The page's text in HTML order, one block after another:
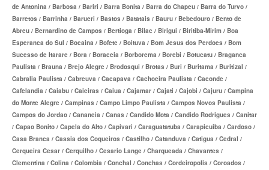
SÃO CRISTOVÃO PLANO DE SAÚDE EMPRESARIAL
SÃO MIGUEL PLANO DE SAÚDE EMPRESARIAL
SISTEMAS PLANO DE SAÚDE EMPRESARIAL
SOMPO PLANO DE SAÚDE EMPRESARIAL
SULAMERICA PLANO DE SAÚDE EMPRESARIAL
BIOVIDA PLANO DE SAÚDE INDIVIDUAL
BLUE MED PLANO DE SAÚDE INDIVIDUAL
CLASSES PLANO DE SAÚDE INDIVIDUAL
CUIDAR ME PLANO DE SAÚDE INDIVIDUAL
CRUZ AZUL PLANO DE SAÚDE INDIVIDUAL
GARANTIA GS PLANO INDIVIDUAL
de Antonina / Barbosa / Bariri / Barra Bonita / Barra do Chapeu / Barra do Turvo /
Barretos / Barrinha / Barueri / Bastos / Batatais / Bauru / Bebedouro / Bento de
Abreu / Bernardino de Campos / Bertioga / Bilac / Birigui / Biritiba-Mirim / Boa
Esperanca do Sul / Bocaina / Bofete / Boituva / Bom Jesus dos Perdoes / Bom
Sucesso de Itarare / Bora / Boraceia / Borborema / Borebi / Botucatu / Braganca
Paulista / Brauna / Brejo Alegre / Brodosqui / Brotas / Buri / Buritama / Buritizal /
Cabralia Paulista / Cabreuva / Cacapava / Cachoeira Paulista / Caconde /
Cafelandia / Caiabu / Caieiras / Caiua / Cajamar / Cajati / Cajobi / Cajuru / Campina
do Monte Alegre / Campinas / Campo Limpo Paulista / Campos Novos Paulista /
Campos do Jordao / Cananeia / Canas / Candido Mota / Candido Rodrigues / Canitar
/ Capao Bonito / Capela do Alto / Capivari / Caraguatatuba / Carapicuiba / Cardoso /
Casa Branca / Cassia dos Coqueiros / Castilho / Catanduva / Catigua / Cedral /
Cerqueira Cesar / Cerquilho / Cesario Lange / Charqueada / Chavantes /
Clementina / Colina / Colombia / Conchal / Conchas / Cordeiropolis / Coroados /